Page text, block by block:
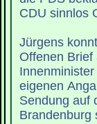
CDU sinnlos
Jürgens
Offenen
eigenen
Sendung auf
Brandenburg